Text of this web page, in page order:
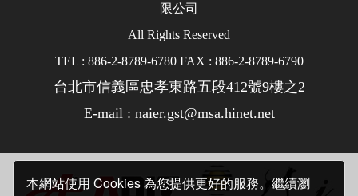
本網站使用 Cookies 為您提供更好的服務。繼續瀏
限公司
All Rights Reserved
TEL : 886-2-8789-6780 FAX : 886-2-8789-6790
台北市信義區忠孝東路五段412號9樓之2
E-mail : naier.gst@msa.hinet.net